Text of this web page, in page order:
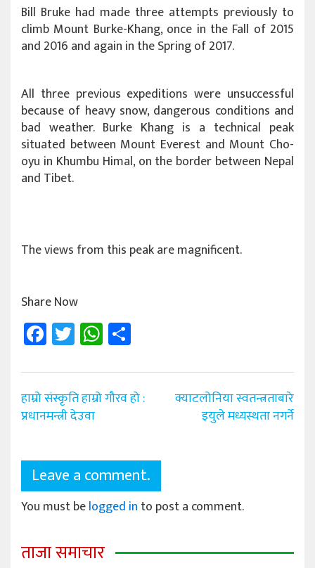
Bill Bruke had made three attempts previously to
climb Mount Burke-Khang, once in the Fall of 2015
and 2016 and again in the Spring of 2017.
All three previous expeditions were unsuccessful
because of heavy snow, dangerous conditions and
bad weather. Burke Khang is a technical peak
situated between Mount Everest and Mount Cho-
oyu in Khumbu Himal, on the border between Nepal
and Tibet.
The views from this peak are magnificent.
Share Now
Facebook
TwitterWhatsApp
Post
navigation
हाम्रो संस्कृति हाम्रो गौरव हो :
प्रधानमन्त्री देउवा
क्याटलोनिया स्वतन्त्रताबारे
इयुले मध्यस्थता नगर्ने
Leave a comment.
You must belogged in to post a comment.
ताजा समाचार